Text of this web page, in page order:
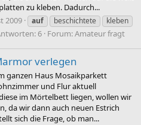
zu kleben. Dadurch...
2009 auf beschichtete
kleben
6 Forum:Amateur fragt
verlegen
ganzen Haus Mosaikparkett
und Flur aktuell
im Mörtelbett liegen, wollen wir
da wir dann auch neuen Estrich
sich die Frage, ob man...